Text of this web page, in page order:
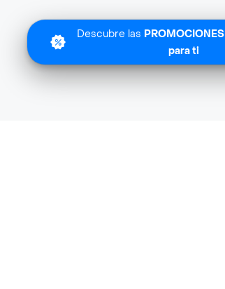
Descubre las PROMOCIONES
para ti